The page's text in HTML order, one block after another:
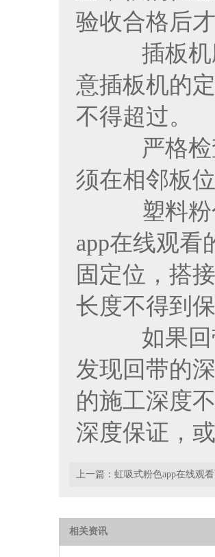
验收合格后才
插板机应
意插板机的定
不得超过。
严格检查
须在相邻板位
塑料粉色
app在线观看
固定位，
长度不得到保
如果回带
发现回带的深
的施工深度不
深度保证，
上一篇： 虹吸式粉色app在线观
相关资讯